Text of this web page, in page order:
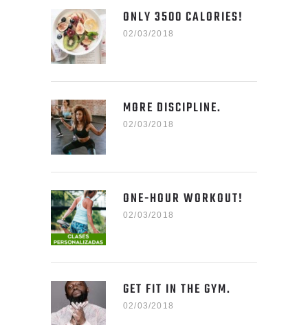
ONLY 3500 CALORIES!
02/03/2018
MORE DISCIPLINE.
02/03/2018
ONE-HOUR WORKOUT!
02/03/2018
GET FIT IN THE GYM.
02/03/2018